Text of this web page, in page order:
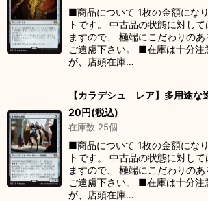
■商品について 1枚の金額にな
トです。 中古品の状態に対し
ますので、 極端にこだわりの
ご遠慮下さい。 ■在庫は十分注
が、店頭在庫…
【カラデシュ レア】多用途
20円(税込)
在庫数 25個
■商品について 1枚の金額にな
トです。 中古品の状態に対し
ますので、 極端にこだわりの
ご遠慮下さい。 ■在庫は十分注
が、店頭在庫…